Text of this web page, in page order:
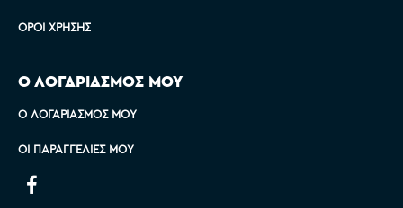
ΌΡΟΙ ΧΡΉΣΗΣ
Ο ΛΟΓΑΡΙΑΣΜΟΣ ΜΟΥ
Ο ΛΟΓΑΡΙΑΣΜΌΣ ΜΟΥ
ΟΙ ΠΑΡΑΓΓΕΛΊΕΣ ΜΟΥ